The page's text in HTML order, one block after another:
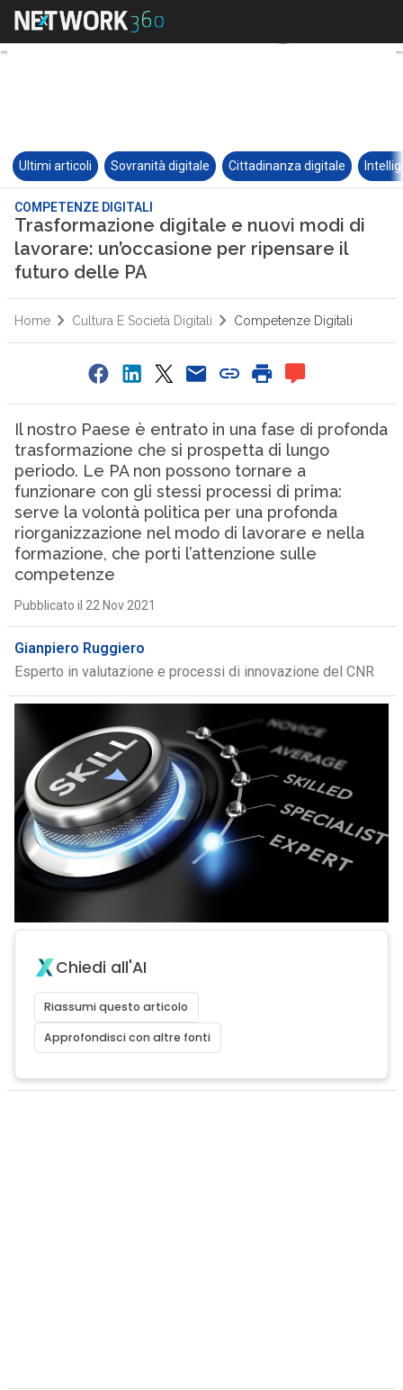
Ultimi articoli Sovranità digitale Cittadinanza digitale
COMPETENZE DIGITALI
Trasformazione digitale e nuovi modi di
lavorare: un’occasione per ripensare il
futuro delle PA
Home Cultura E Società Digitali Competenze Digitali
Il nostro Paese è entrato in una fase di profonda
trasformazione che si prospetta di lungo
periodo. Le PA non possono tornare a
funzionare con gli stessi processi di prima:
serve la volontà politica per una profonda
riorganizzazione nel modo di lavorare e nella
formazione, che porti l’attenzione sulle
competenze
Pubblicato il 22 Nov 2021
Gianpiero Ruggiero
Esperto in valutazione e processi di innovazione del CNR
Chiedi all'AI
Riassumi questo articolo
Approfondisci con altre fonti